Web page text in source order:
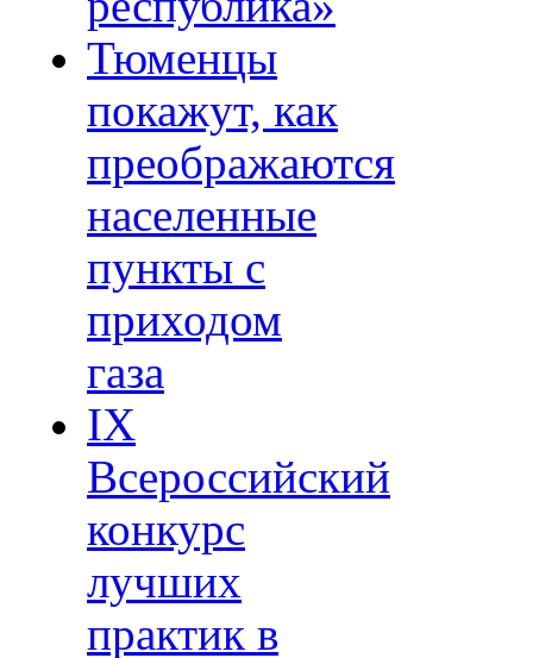
Тюменцы
покажут, как
преображаются
населенные
пункты с
приходом
газа
IХ
Всероссийский
конкурс
лучших
практик в